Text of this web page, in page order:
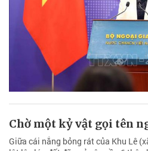
Chờ một kỷ vật gọi tên
Giữa cái nắng bỏng rát của Khu Lê